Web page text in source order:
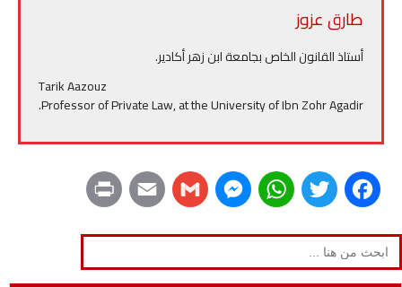
طارق عزوز
أستاذ القانون الخاص بجامعة ابن زهر أكادير.
Tarik Aazouz
Professor of Private Law, at the University of Ibn Zohr Agadir.
F
a
c
T
w
i
W
h
a
M
e
s
G
m
a
E
m
a
r
i
Search
for: